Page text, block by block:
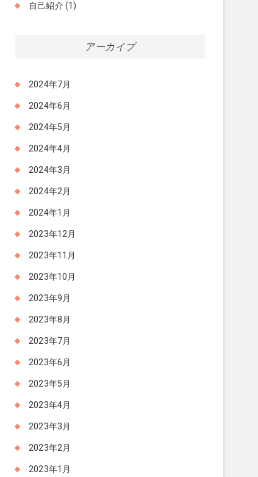
自己紹介 (1)
アーカイブ
2024年7月
2024年6月
2024年5月
2024年4月
2024年3月
2024年2月
2024年1月
2023年12月
2023年11月
2023年10月
2023年9月
2023年8月
2023年7月
2023年6月
2023年5月
2023年4月
2023年3月
2023年2月
2023年1月